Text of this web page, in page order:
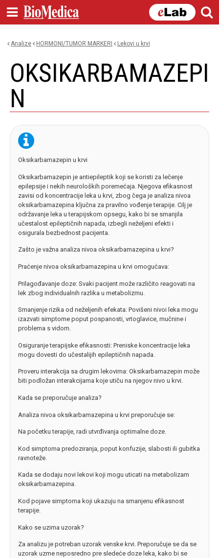
content
Analize HORMONI/TUMOR MARKERI lekovi u krvi
OKSIKARBAMAZEPI
N
Oksikarbamazepin u krvi
Oksikarbamazepin je antiepileptik koji se koristi za lečenje
epilepsije i nekih neuroloških poremećaja. Njegova efikasnost
zavisi od koncentracije leka u krvi, zbog čega je analiza nivoa
oksikarbamazepina ključna za pravilno vođenje terapije. Cilj je
održavanje leka u terapijskom opsegu, kako bi se smanjila
učestalost epileptičnih napada, izbegli neželjeni efekti i
osigurala bezbednost pacijenta.
Zašto je važna analiza nivoa oksikarbamazepina u krvi?
Praćenje nivoa oksikarbamazepina u krvi omogućava:
Prilagođavanje doze: Svaki pacijent može različito reagovati na
lek zbog individualnih razlika u metabolizmu.
Smanjenje rizika od neželjenih efekata: Povišeni nivoi leka mogu
izazvati simptome poput pospanosti, vrtoglavice, mučnine i
problema s vidom.
Osiguranje terapijske efikasnosti: Preniske koncentracije leka
mogu dovesti do učestalijih epileptičnih napada.
Proveru interakcija sa drugim lekovima: Oksikarbamazepin može
biti podložan interakcijama koje utiču na njegov nivo u krvi.
Kada se preporučuje analiza?
Analiza nivoa oksikarbamazepina u krvi preporučuje se:
Na početku terapije, radi utvrđivanja optimalne doze.
Kod simptoma predoziranja, poput konfuzije, slabosti ili gubitka
ravnoteže.
Kada se dodaju novi lekovi koji mogu uticati na metabolizam
oksikarbamazepina.
Kod pojave simptoma koji ukazuju na smanjenu efikasnost
terapije.
Kako se uzima uzorak?
Za analizu je potreban uzorak venske krvi. Preporučuje se da se
uzorak uzme neposredno pre sledeće doze leka, kako bi se